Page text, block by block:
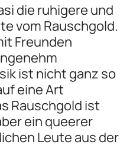
die ruhigere und
vom Rauschgold.
Freunden
ist nicht ganz so
eine Art
Rauschgold ist
ein queerer
Leute aus der